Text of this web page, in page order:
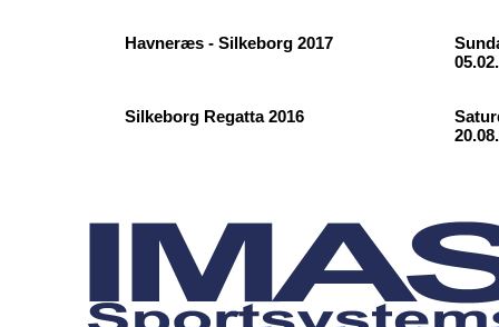
Havneræs - Silkeborg 2017
Silkeborg Regatta 2016